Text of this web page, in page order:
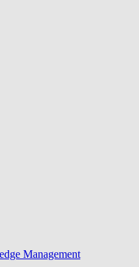
Management